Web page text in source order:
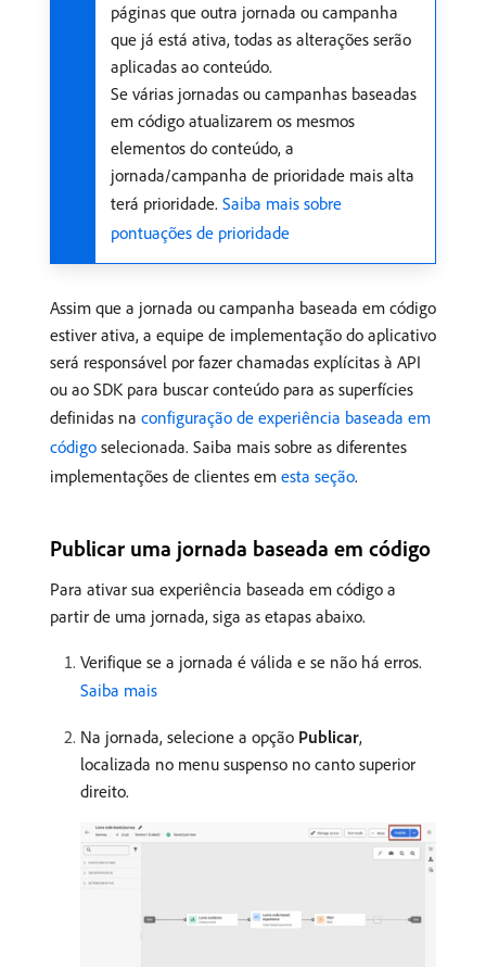
páginas que outra jornada ou campanha
que já está ativa, todas as alterações serão
aplicadas ao conteúdo.
Se várias jornadas ou campanhas baseadas
em código atualizarem os mesmos
elementos do conteúdo, a
jornada/campanha de prioridade mais alta
terá prioridade. Saiba mais sobre
pontuações de prioridade
Assim que a jornada ou campanha baseada em código
estiver ativa, a equipe de implementação do aplicativo
será responsável por fazer chamadas explícitas à API
ou ao SDK para buscar conteúdo para as superfícies
definidas na configuração de experiência baseada em
código selecionada. Saiba mais sobre as diferentes
implementações de clientes em esta seção.
Publicar uma jornada baseada em código
Para ativar sua experiência baseada em código a
partir de uma jornada, siga as etapas abaixo.
Verifique se a jornada é válida e se não há erros.
Saiba mais
Na jornada, selecione a opção Publicar,
localizada no menu suspenso no canto superior
direito.